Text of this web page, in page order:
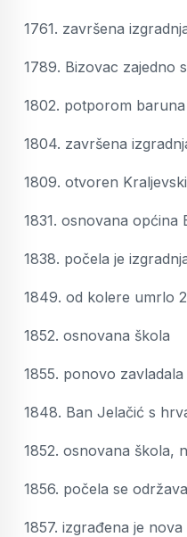
1761. završena
1789. Bizovac zajedno
1802. potporom
1804. završena
1809. otvoren
1831. osnovana općina
1838. počela je
1849. od kolere umrlo
1852. osnovana škola
1855. ponovo
1848. Ban Jelačić s
1852. osnovana škola,
1856. počela se
1857. izgrađena je